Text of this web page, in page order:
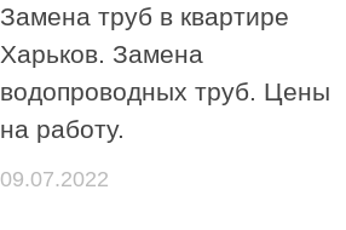
Замена труб в квартире
Харьков. Замена
водопроводных труб. Цены
на работу.
09.07.2022